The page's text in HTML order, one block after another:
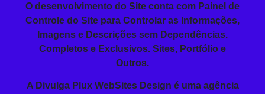
O desenvolvimento do Site conta com Painel de
Controle do Site para Controlar as Informações,
Imagens e Descrições sem Dependências.
Completos e Exclusivos. Sites, Portfólio e
Outros.
A Divulga Plux WebSites Design é uma agência